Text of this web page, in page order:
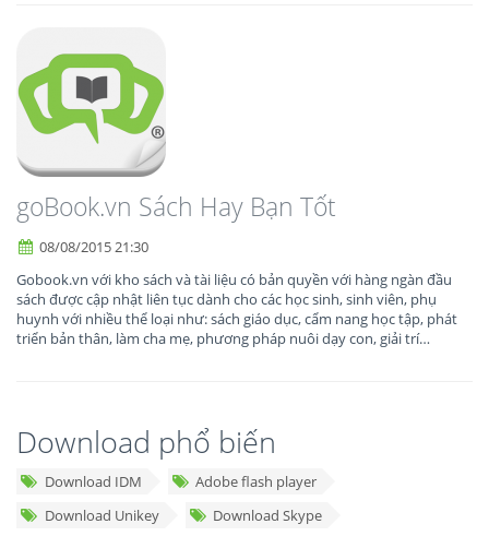
goBook.vn Sách Hay Bạn Tốt
08/08/2015 21:30
Gobook.vn với kho sách và tài liệu có bản quyền với hàng ngàn đầu
sách được cập nhật liên tục dành cho các học sinh, sinh viên, phụ
huynh với nhiều thể loại như: sách giáo dục, cẩm nang học tập, phát
triển bản thân, làm cha mẹ, phương pháp nuôi dạy con, giải trí…
Download phổ biến
Download IDM
Adobe flash player
Download Unikey
Download Skype